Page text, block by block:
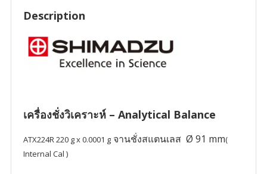
Description
เครื่องชั่งวิเคราะห์ – Analytical Balance
ATX224R220 g x 0.0001 g จานชั่งสแตนเลส Ø 91 mm(
Internal Cal )